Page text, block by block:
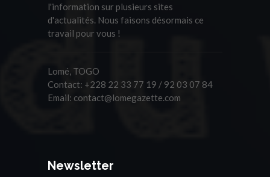
l'information sur plusieurs sites
d'actualités. Nous faisons désormais ce
travail pour vous !
Lomé, TOGO
Contact: +228 22 33 77 19 / 92 03 07 84
Email: contact@lomegazette.com
Newsletter